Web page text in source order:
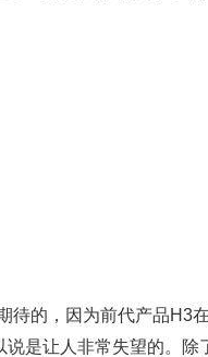
的，因为前代产品H3
是让人非常失望的。